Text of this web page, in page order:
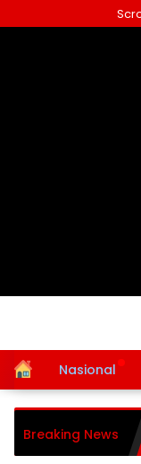
ke
HomeNasional
Breaking News